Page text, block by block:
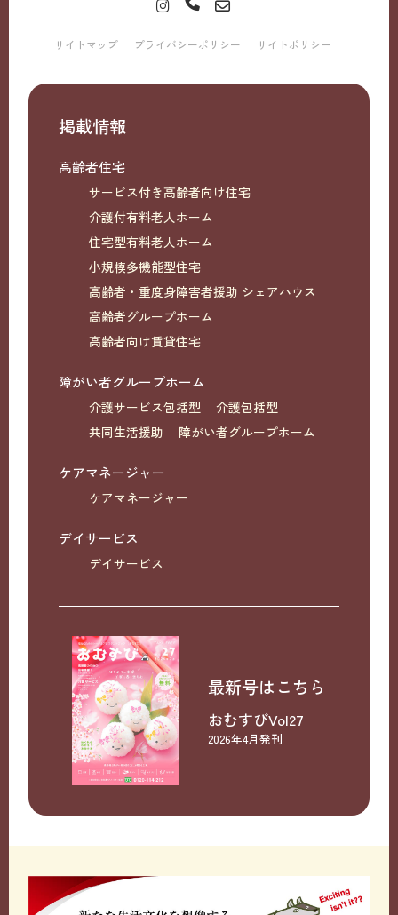
サイトマップ プライバシーポリシー サイトポリシー
掲載情報
高齢者住宅
サービス付き高齢者向け住宅
介護付有料老人ホーム
住宅型有料老人ホーム
小規模多機能型住宅
高齢者・重度身障害者援助 シェアハウス
高齢者グループホーム
高齢者向け賃貸住宅
障がい者グループホーム
介護サービス包括型
介護包括型
共同生活援助
障がい者グループホーム
ケアマネージャー
ケアマネージャー
デイサービス
デイサービス
最新号はこちら
おむすびVol27
2026年4月発刊